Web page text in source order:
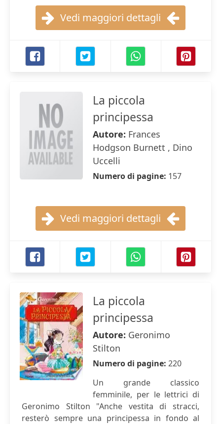
Vedi maggiori dettagli
La piccola
principessa
Autore: Frances
Hodgson Burnett , Dino
Uccelli
Numero di pagine: 157
Vedi maggiori dettagli
La piccola
principessa
Autore: Geronimo
Stilton
Numero di pagine: 220
Un grande classico
femminile, per le lettrici di
Geronimo Stilton "Anche vestita di stracci,
resterò sempre una principessa in fondo al